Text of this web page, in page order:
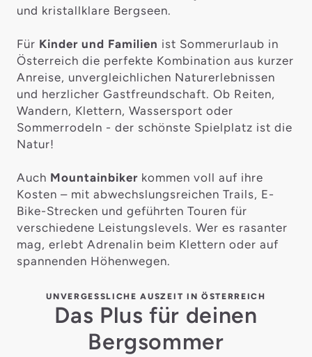
und kristallklare Bergseen.
Für Kinder und Familien ist Sommerurlaub in
Österreich die perfekte Kombination aus kurzer
Anreise, unvergleichlichen Naturerlebnissen
und herzlicher Gastfreundschaft. Ob Reiten,
Wandern, Klettern, Wassersport oder
Sommerrodeln - der schönste Spielplatz ist die
Natur!
Auch Mountainbiker kommen voll auf ihre
Kosten – mit abwechslungsreichen Trails, E-
Bike-Strecken und geführten Touren für
verschiedene Leistungslevels. Wer es rasanter
mag, erlebt Adrenalin beim Klettern oder auf
spannenden Höhenwegen.
UNVERGESSLICHE AUSZEIT IN ÖSTERREICH
Das Plus für deinen
Bergsommer